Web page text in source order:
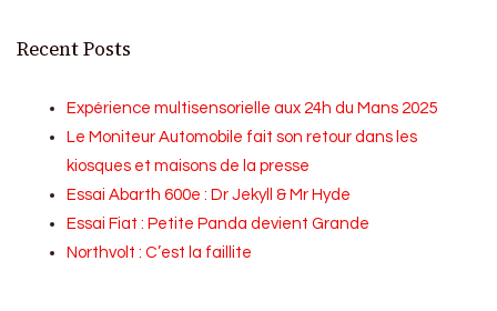
Recent Posts
Expérience multisensorielle aux 24h du Mans 2025
Le Moniteur Automobile fait son retour dans les
kiosques et maisons de la presse
Essai Abarth 600e : Dr Jekyll & Mr Hyde
Essai Fiat : Petite Panda devient Grande
Northvolt : C’est la faillite